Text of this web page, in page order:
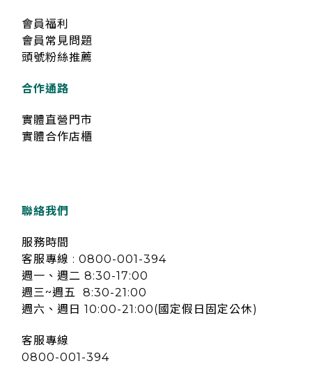
會員福利
會員常見問題
頭號粉絲推薦
合作通路
實體直營門市
實體合作店櫃
聯絡我們
服務時間
客服專線 : 0800-001-394
週一、週二 8:30-17:00
週三~週五 8:30-21:00
週六、週日 10:00-21:00(國定假日固定公休)
客服專線
0800-001-394